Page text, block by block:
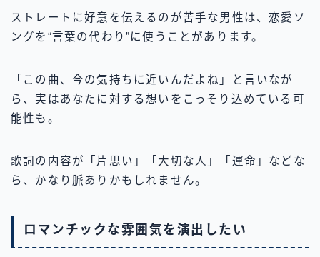
ストレートに好意を伝えるのが苦手な男性は、恋愛ソ
ングを“言葉の代わり”に使うことがあります。
「この曲、今の気持ちに近いんだよね」と言いなが
ら、実はあなたに対する想いをこっそり込めている可
能性も。
歌詞の内容が「片思い」「大切な人」「運命」などな
ら、かなり脈ありかもしれません。
ロマンチックな雰囲気を演出したい